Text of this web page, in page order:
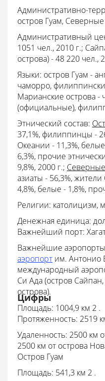
Административно-
остров Гуам,
Административный
1051 чел., 2010 г.;
острова) - 48 220 чел.,
Языки: остров Гуам -
чаморро,
Марианские острова -
(официальные),
Этнический состав:
37,1%, филиппинцы -
Океании - 11,3%,
6,3%, прочие
9,8%, 2000 г.;
азиаты - 56,3%,
4,8%, белые - 1,8%,
Религии: католицизм,
Денежная единица:
Важнейший порт:
Важнейшие
аэропорт им. Антонио
международный
Си Ада (остров
острова).
Цифры
Площадь: 1004,9 км 2 .
Протяженность: 2519
Удаленность: 2500 км
2500 км от острова
Остров Гуам
Площадь: 541,3 км 2 .